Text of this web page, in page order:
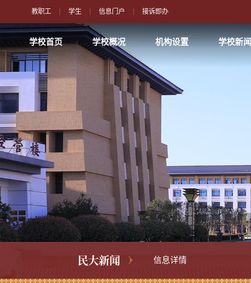
教职工 学生 信息门户 接诉即办
学校首页 学校概况 机构设置 学校新闻
民大新闻 信息详情